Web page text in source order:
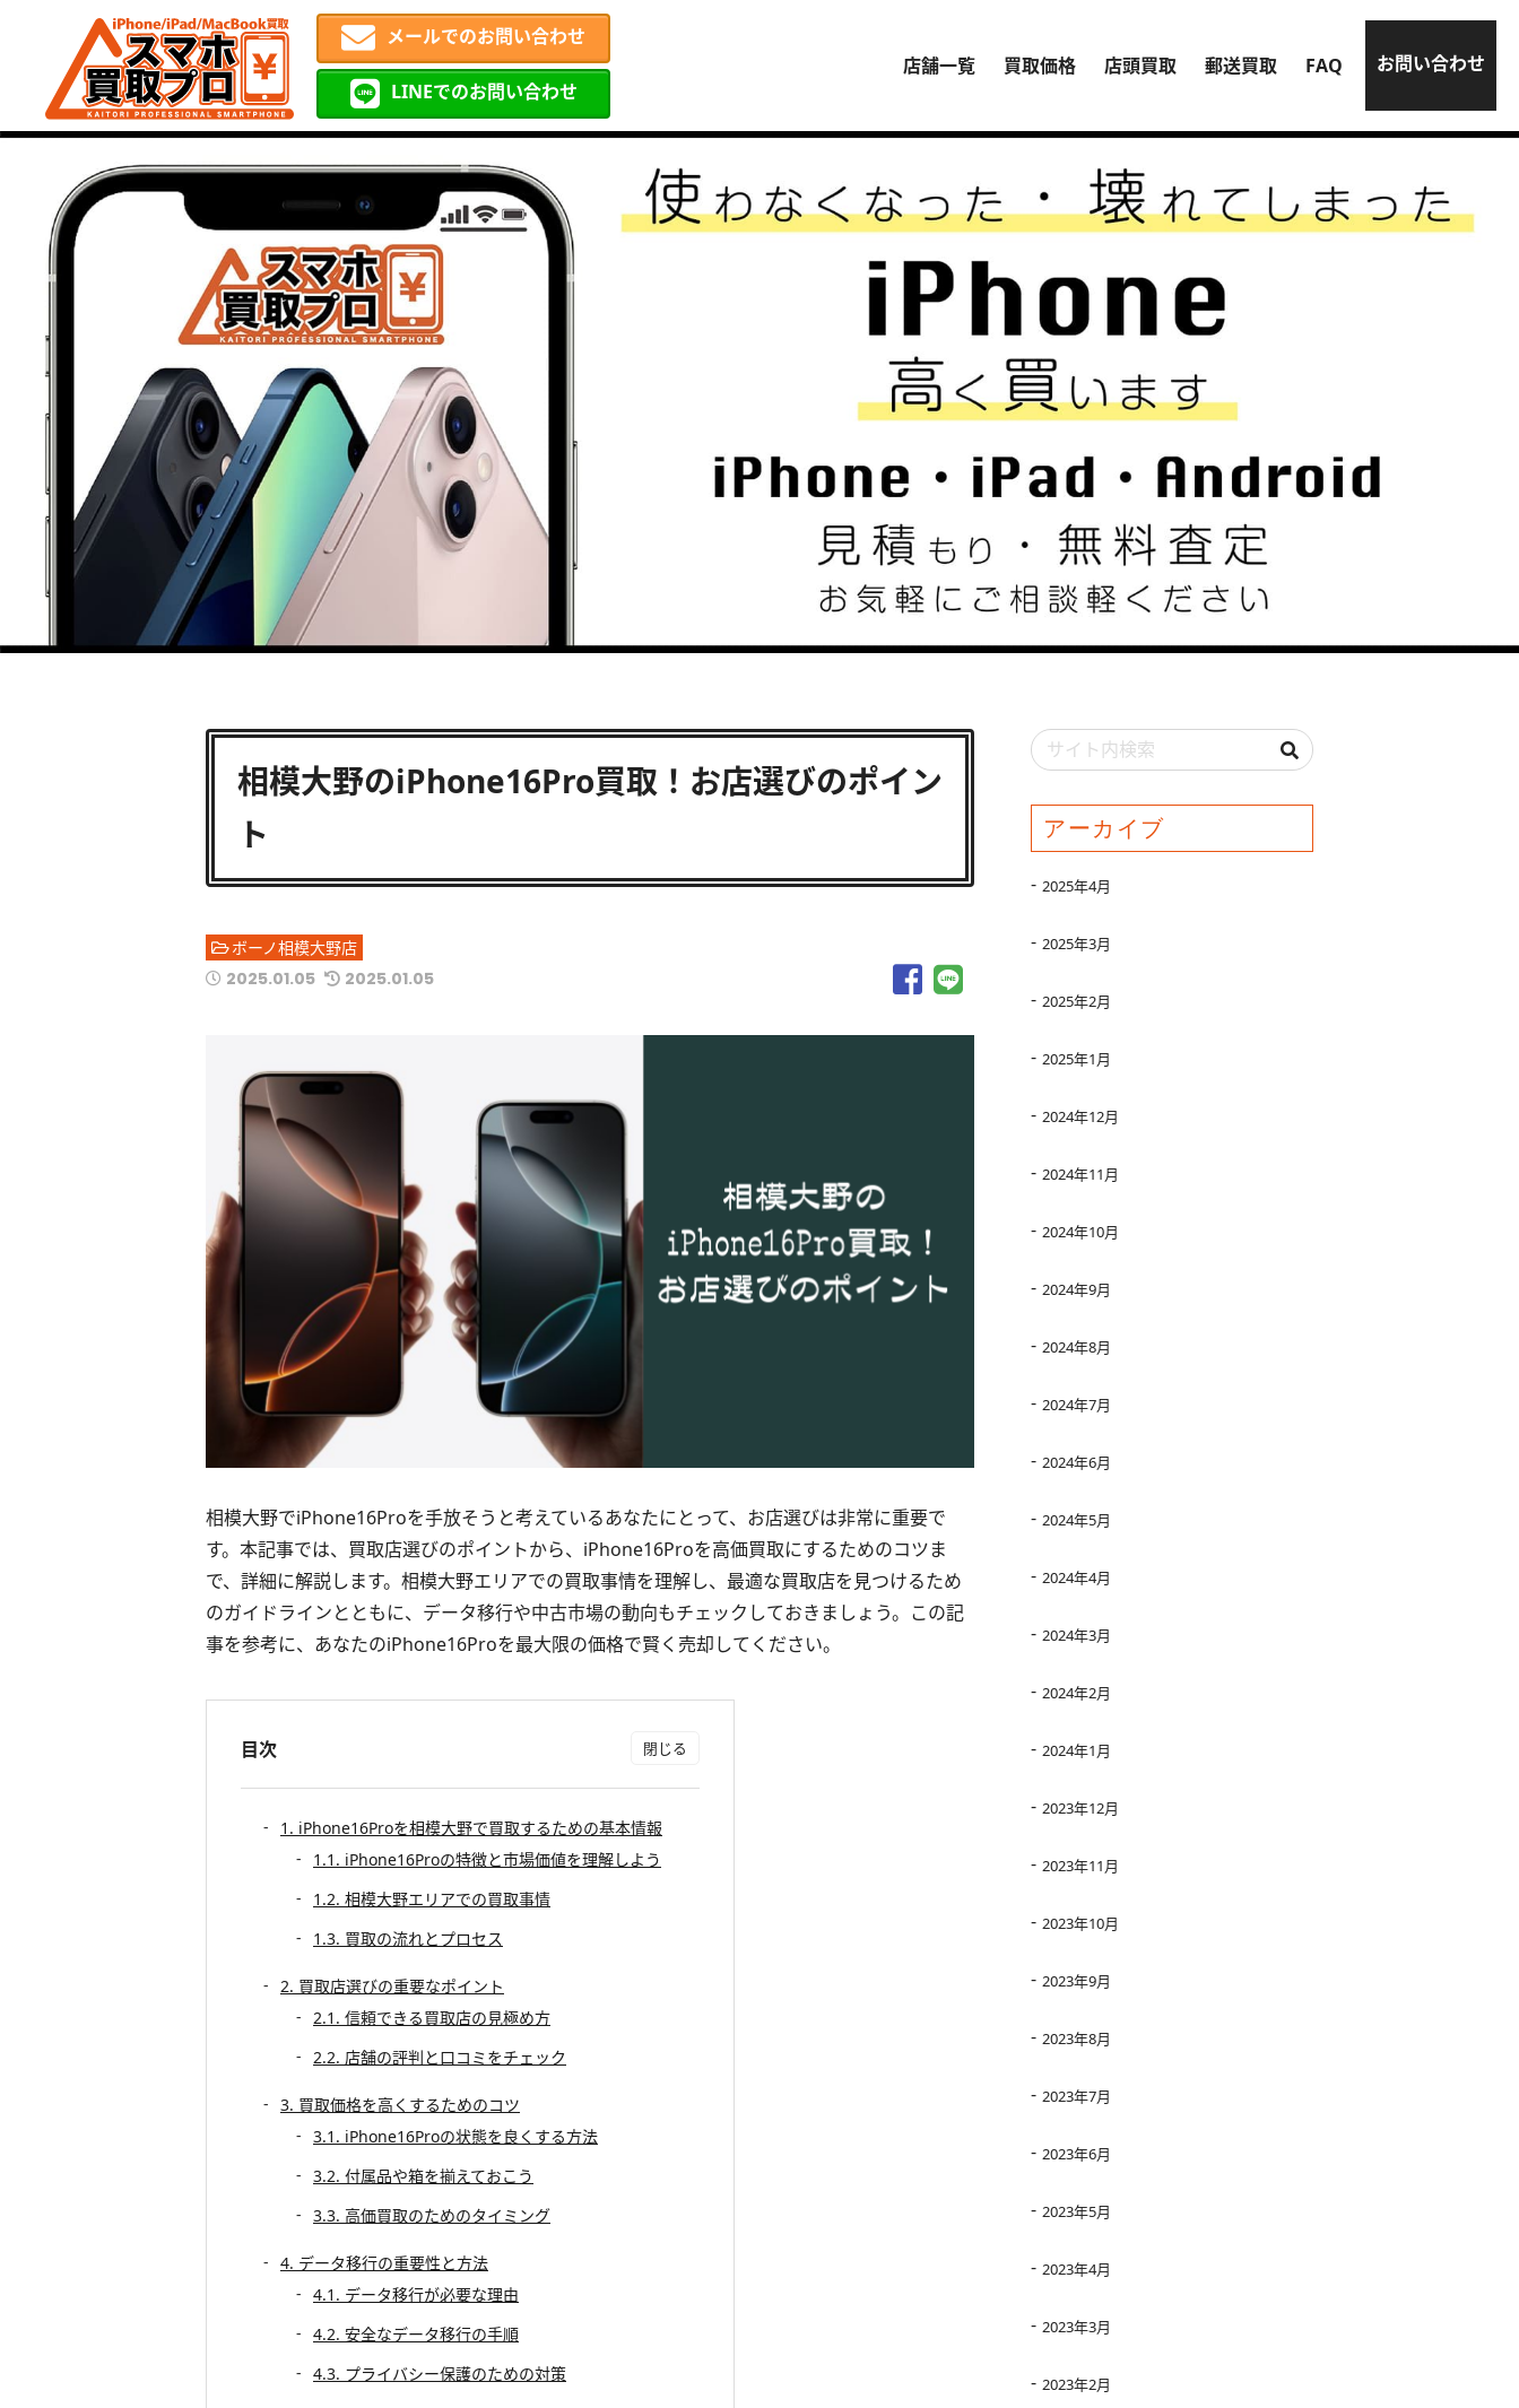
メールでのお問い合わせ
LINEでのお問い合わせ
店舗一覧 買取価格 店頭買取 郵送買取 FAQ お問い合わせ
相模大野のiPhone16Pro買取！お店選びのポイン
ト
ボーノ相模大野店
2025.01.05 2025.01.05
相模大野でiPhone16Proを手放そうと考えているあなたにとって、お店選びは非常に重要で
す。本記事では、買取店選びのポイントから、iPhone16Proを高価買取にするためのコツま
で、詳細に解説します。相模大野エリアでの買取事情を理解し、最適な買取店を見つけるため
のガイドラインとともに、データ移行や中古市場の動向もチェックしておきましょう。この記
事を参考に、あなたのiPhone16Proを最大限の価格で賢く売却してください。
目次
1. iPhone16Proを相模大野で買取するための基本情報
1.1. iPhone16Proの特徴と市場価値を理解しよう
1.2. 相模大野エリアでの買取事情
1.3. 買取の流れとプロセス
2. 買取店選びの重要なポイント
2.1. 信頼できる買取店の見極め方
2.2. 店舗の評判と口コミをチェック
3. 買取価格を高くするためのコツ
3.1. iPhone16Proの状態を良くする方法
3.2. 付属品や箱を揃えておこう
3.3. 高価買取のためのタイミング
4. データ移行の重要性と方法
4.1. データ移行が必要な理由
4.2. 安全なデータ移行の手順
4.3. プライバシー保護のための対策
アーカイブ
2025年4月
2025年3月
2025年2月
2025年1月
2024年12月
2024年11月
2024年10月
2024年9月
2024年8月
2024年7月
2024年6月
2024年5月
2024年4月
2024年3月
2024年2月
2024年1月
2023年12月
2023年11月
2023年10月
2023年9月
2023年8月
2023年7月
2023年6月
2023年5月
2023年4月
2023年3月
2023年2月